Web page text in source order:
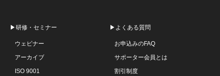
▶研修・セミナー
ウェビナー
アーカイブ
ISO 9001
▶よくある質問
お申込みのFAQ
サポーター会員とは
割引制度